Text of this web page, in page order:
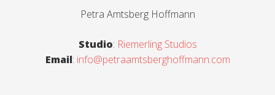
Petra Amtsberg Hoffmann
Studio: Riemerling Studios
Email: info@petraamtsberghoffmann.com